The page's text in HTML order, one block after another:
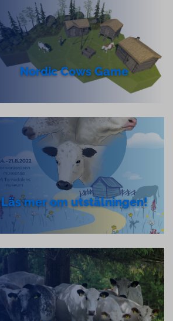
Nordic Cows Game
Läs mer om ut­stäl­ning­en!